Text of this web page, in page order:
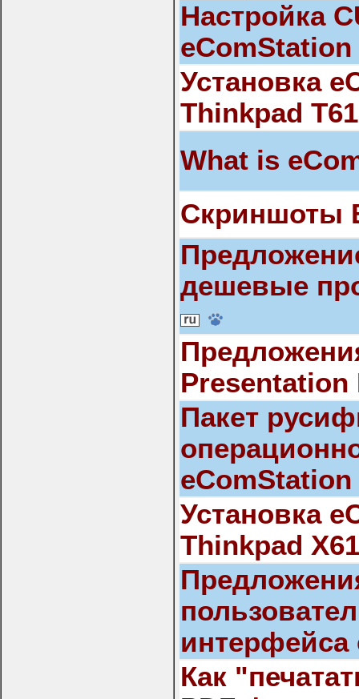
Настройка
eComStation
Установка
Thinkpad T61
What is
Скриншоты
дешевые
Presentation
Пакет
eComStation
Установка
Thinkpad
интерфейса
Как